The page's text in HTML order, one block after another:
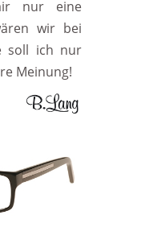
nur eine
wir bei
soll ich nur
Meinung!